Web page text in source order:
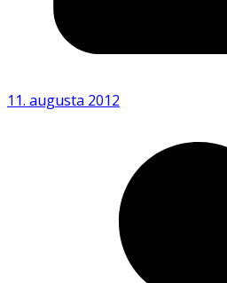
11. augusta 2012